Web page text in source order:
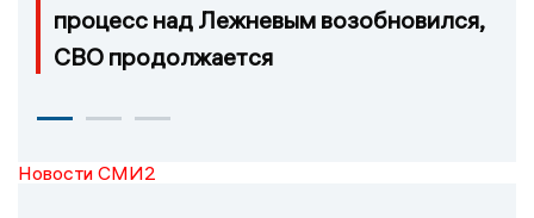
процесс над Лежневым возобновился,
СВО продолжается
Новости СМИ2